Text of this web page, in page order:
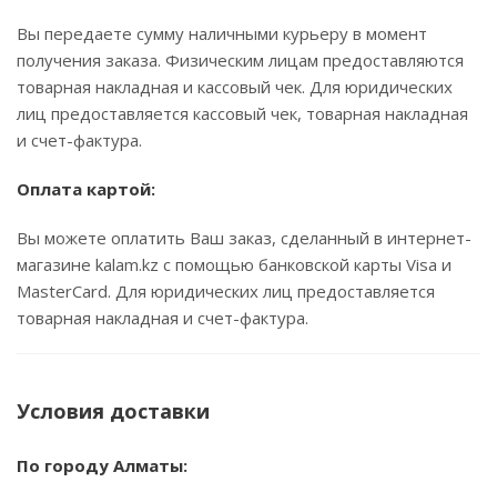
Вы передаете сумму наличными курьеру в момент
получения заказа. Физическим лицам предоставляются
товарная накладная и кассовый чек. Для юридических
лиц предоставляется кассовый чек, товарная накладная
и счет-фактура.
Оплата картой:
Вы можете оплатить Ваш заказ, сделанный в интернет-
магазине kalam.kz с помощью банковской карты Visa и
MasterCard. Для юридических лиц предоставляется
товарная накладная и счет-фактура.
Условия доставки
По городу Алматы: